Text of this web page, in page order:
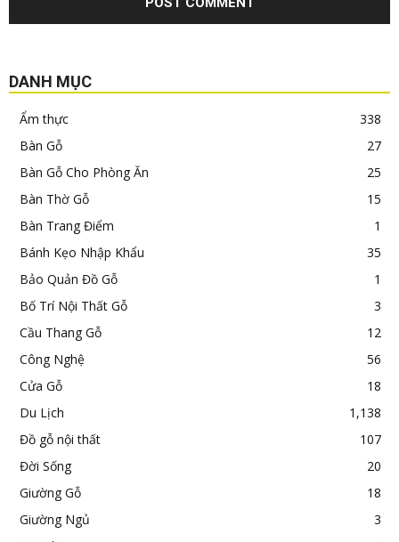
DANH MỤC
Ẩm thực
338
Bàn Gỗ
27
Bàn Gỗ Cho Phòng Ăn
25
Bàn Thờ Gỗ
15
Bàn Trang Điểm
1
Bánh Kẹo Nhập Khẩu
35
Bảo Quản Đồ Gỗ
1
Bố Trí Nội Thất Gỗ
3
Cầu Thang Gỗ
12
Công Nghệ
56
Cửa Gỗ
18
Du Lịch
1,138
Đồ gỗ nội thất
107
Đời Sống
20
Giường Gỗ
18
Giường Ngủ
3